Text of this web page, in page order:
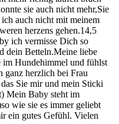
sie auch nicht mehr,Sie
auch nicht mit meinem
herzens gehen.14,5
ich vermisse Dich so
dein Betteln.Meine liebe
Hundehimmel und fühlst
ganz herzlich bei Frau
Sie mir und mein Sticki
Mein Baby steht im
wie sie es immer geliebt
ein gutes Gefühl. Vielen